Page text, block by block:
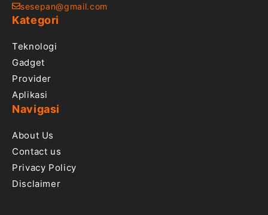
sesepan@gmail.com
Kategori
Teknologi
Gadget
Provider
Aplikasi
Navigasi
About Us
Contact us
Privacy Policy
Disclaimer